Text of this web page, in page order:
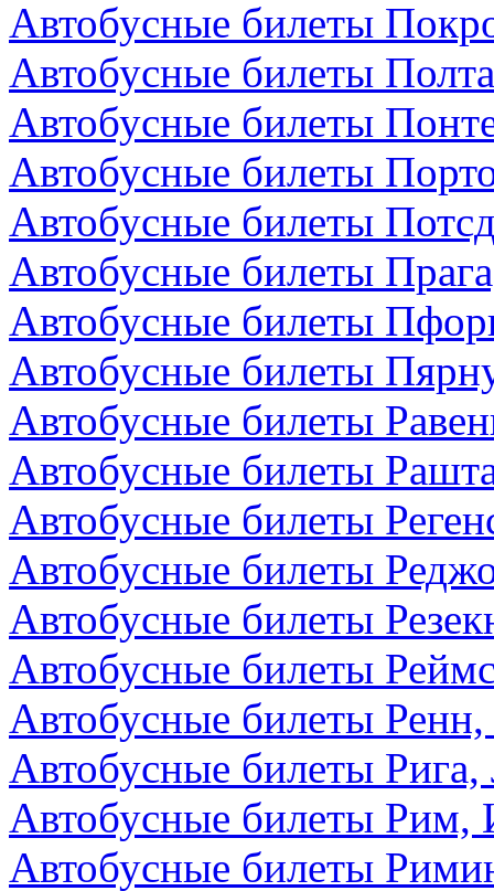
Автобусные билеты
Автобусные билеты
Автобусные билеты
Автобусные билеты
Автобусные билеты
Автобусные билеты
Автобусные билеты
Автобусные билеты
Автобусные билеты
Автобусные билеты
Автобусные билеты
Автобусные билеты
Автобусные билеты
Автобусные билеты
Автобусные билеты
Автобусные билеты Рига,
Автобусные билеты Рим,
Автобусные билеты